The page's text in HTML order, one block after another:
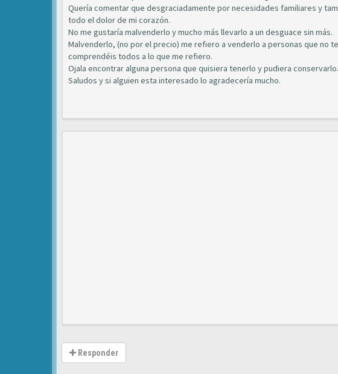
Quería comentar que desgraciadamente por necesidades familiares y
todo el dolor de mi corazón.
No me gustaría malvenderlo y mucho más llevarlo a un desguace sin más.
Malvenderlo, (no por el precio) me refiero a venderlo a personas que no
comprendéis todos a lo que me refiero.
Ojala encontrar alguna persona que quisiera tenerlo y pudiera conservarlo.
Saludos y si alguien esta interesado lo agradecería mucho.
Responder